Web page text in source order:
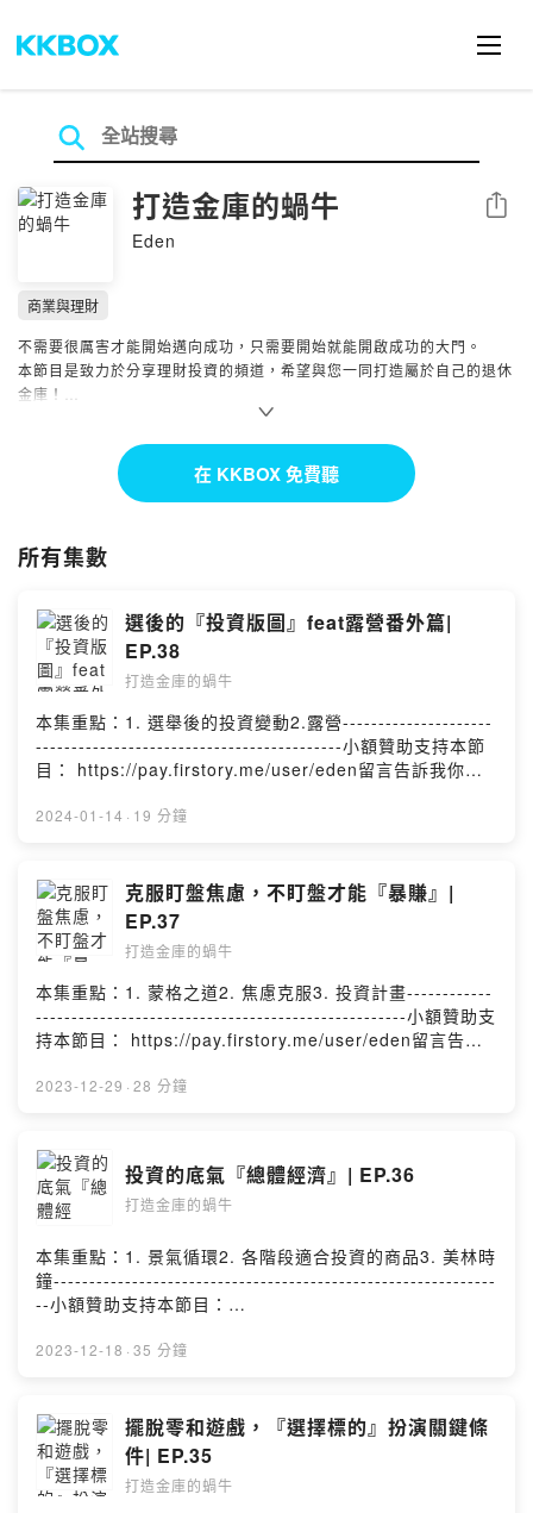
打造金庫的蝸牛
Eden
分享
商業與理財
不需要很厲害才能開始邁向成功，只需要開始就能開啟成功的大門。
本節目是致力於分享理財投資的頻道，希望與您一同打造屬於自己的退休
金庫！
每周六或日更新，有任何問題歡迎私訊我的Email：
eden850120w@gmail.com在 KKBOX 免費聽
所有集數
選後的『投資版圖』feat露營番外篇|
EP.38
打造金庫的蝸牛
本集重點：1. 選舉後的投資變動2.露營---------------------
-------------------------------------------小額贊助支持本節
目： https://pay.firstory.me/user/eden留言告訴我你對
https://open.firstory.me/story/cl0otx4gc07150847w22
https://open.firstory.me/user/ckncv8iyukj5a0990rdftm
zvm/platformsPowered by Firstory Hosting
2024-01-14 · 19 分鐘
克服盯盤焦慮，不盯盤才能『暴賺』|
EP.37
打造金庫的蝸牛
本集重點：1. 蒙格之道2. 焦慮克服3. 投資計畫------------
----------------------------------------------------小額贊助支
持本節目： https://pay.firstory.me/user/eden留言告訴
https://open.firstory.me/story/cl0otx4gc07150847w22
https://open.firstory.me/user/ckncv8iyukj5a0990rdftm
zvm/platformsPowered by Firstory Hosting
2023-12-29 · 28 分鐘
投資的底氣『總體經濟』| EP.36
打造金庫的蝸牛
本集重點：1. 景氣循環2. 各階段適合投資的商品3. 美林時
鐘--------------------------------------------------------------
--小額贊助支持本節目：
的想法：
eden850120w@gmail.com分享我的頻道：
https://open.firstory.me/user/ckncv8iyukj5a0990rdftm
zvm/platformsPowered by Firstory Hosting
2023-12-18 · 35 分鐘
擺脫零和遊戲，『選擇標的』扮演關鍵條
件| EP.35
打造金庫的蝸牛